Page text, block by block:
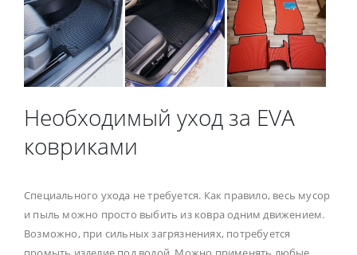
Необходимый уход за EVA
ковриками
Специального ухода не требуется. Как правило, весь мусор
и пыль можно просто выбить из ковра одним движением.
Возможно, при сильных загрязнениях, потребуется